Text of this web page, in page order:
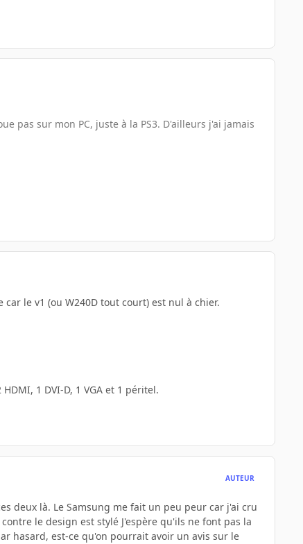
pas sur mon PC, juste à la PS3. D'ailleurs j'ai jamais
car le v1 (ou W240D tout court) est nul à chier.
1 DVI-D, 1 VGA et 1 péritel.
AUTEUR
deux là. Le Samsung me fait un peu peur car j'ai cru
le design est stylé J'espère qu'ils ne font pas la
hasard, est-ce qu'on pourrait avoir un avis sur le